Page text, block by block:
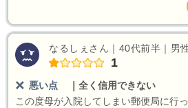
なるしぇさん｜40代前半｜男
1
悪い点
全く信用できない
この度母が入院してしまい郵便局に行